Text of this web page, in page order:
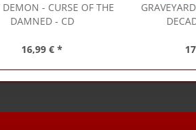
DEMON - CURSE OF THE
DAMNED - CD
16,99 € *
GRAVEYARD